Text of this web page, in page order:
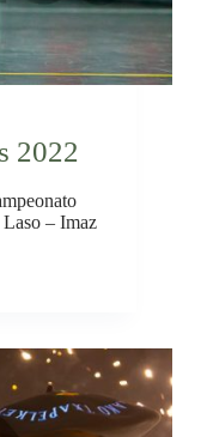
2022
– Imaz